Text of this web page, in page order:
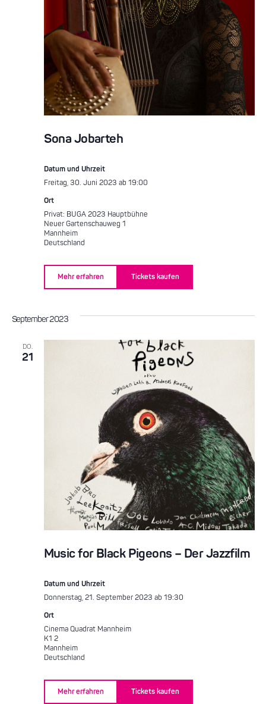
Sona Jobarteh
Datum und Uhrzeit
Freitag, 30. Juni 2023 ab 19:00
Ort
Privat: BUGA 2023 Hauptbühne
Neuer Gartenschauweg 1
Mannheim
Deutschland
Mehr erfahren Tickets kaufen
September 2023
DO.
21
Music for Black Pigeons – Der Jazzfilm
Datum und Uhrzeit
Donnerstag, 21. September 2023 ab 19:30
Ort
Cinema Quadrat Mannheim
K1 2
Mannheim
Deutschland
Mehr erfahren Tickets kaufen